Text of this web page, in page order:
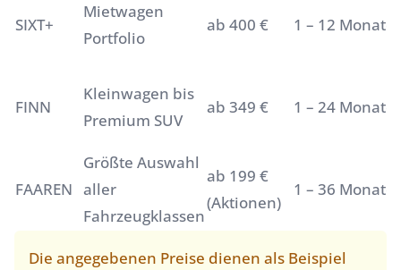
SIXT+
Mietwagen
Portfolio
ab 400 € 1 – 12 Monate
FINN
Kleinwagen bis
Premium SUV
ab 349 € 1 – 24 Monate
FAAREN
Größte Auswahl
aller
Fahrzeugklassen
ab 199 €
(Aktionen)
1 – 36 Monate
Die angegebenen Preise dienen als Beispiel